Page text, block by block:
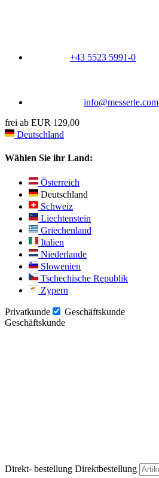
+43 5523 5991-0
info@messerle.com
frei ab EUR 129,00
Deutschland
Wählen Sie ihr Land:
Österreich
Deutschland
Schweiz
Liechtenstein
Griechenland
Italien
Niederlande
Slowenien
Tschechische Republik
Zypern
Privatkunde
Geschäftskunde
Geschäftskunde
Direkt- bestellung Direktbestellung